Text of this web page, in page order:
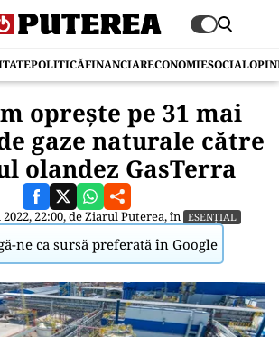
POLITICĂFINANCIARECONOMIESOCIAL
oprește pe 31 mai
gaze naturale către
olandez GasTerra
22:00, deZiarul Puterea, în ESENȚIAL
ne ca sursă preferată în Google